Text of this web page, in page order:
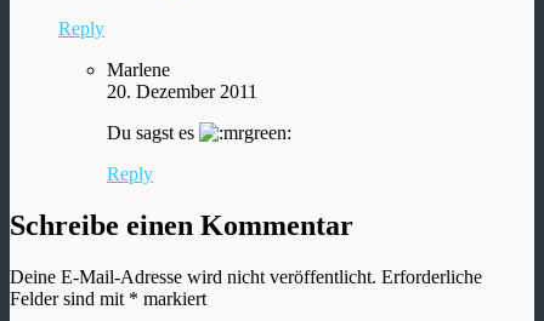
Reply
Marlene
20. Dezember 2011
Du sagst es
Reply
Schreibe einen Kommentar
Deine E-Mail-Adresse wird nicht veröffentlicht. Erforderliche
Felder sind mit * markiert